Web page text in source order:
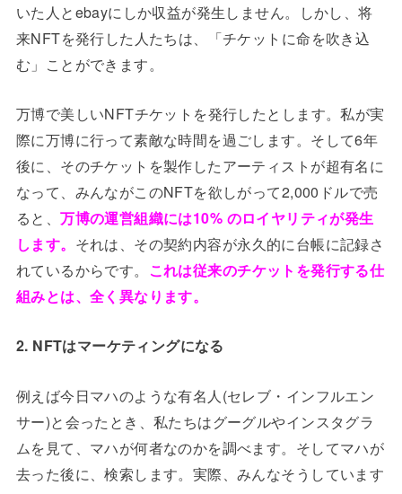
いた人とebayにしか収益が発生しません。しかし、将
来NFTを発行した人たちは、「チケットに命を吹き込
む」ことができます。
万博で美しいNFTチケットを発行したとします。私が実
際に万博に行って素敵な時間を過ごします。そして6年
後に、そのチケットを製作したアーティストが超有名に
なって、みんながこのNFTを欲しがって2,000ドルで売
ると、万博の運営組織には10% のロイヤリティが発生
します。 それは、その契約内容が永久的に台帳に記録さ
れているからです。 これは従来のチケットを発行する仕
組みとは、全く異なります。
2. NFTはマーケティングになる
例えば今日マハのような有名人(セレブ・インフルエン
サー)と会ったとき、私たちはグーグルやインスタグラ
ムを見て、マハが何者なのかを調べます。そしてマハが
去った後に、検索します。実際、みんなそうしています